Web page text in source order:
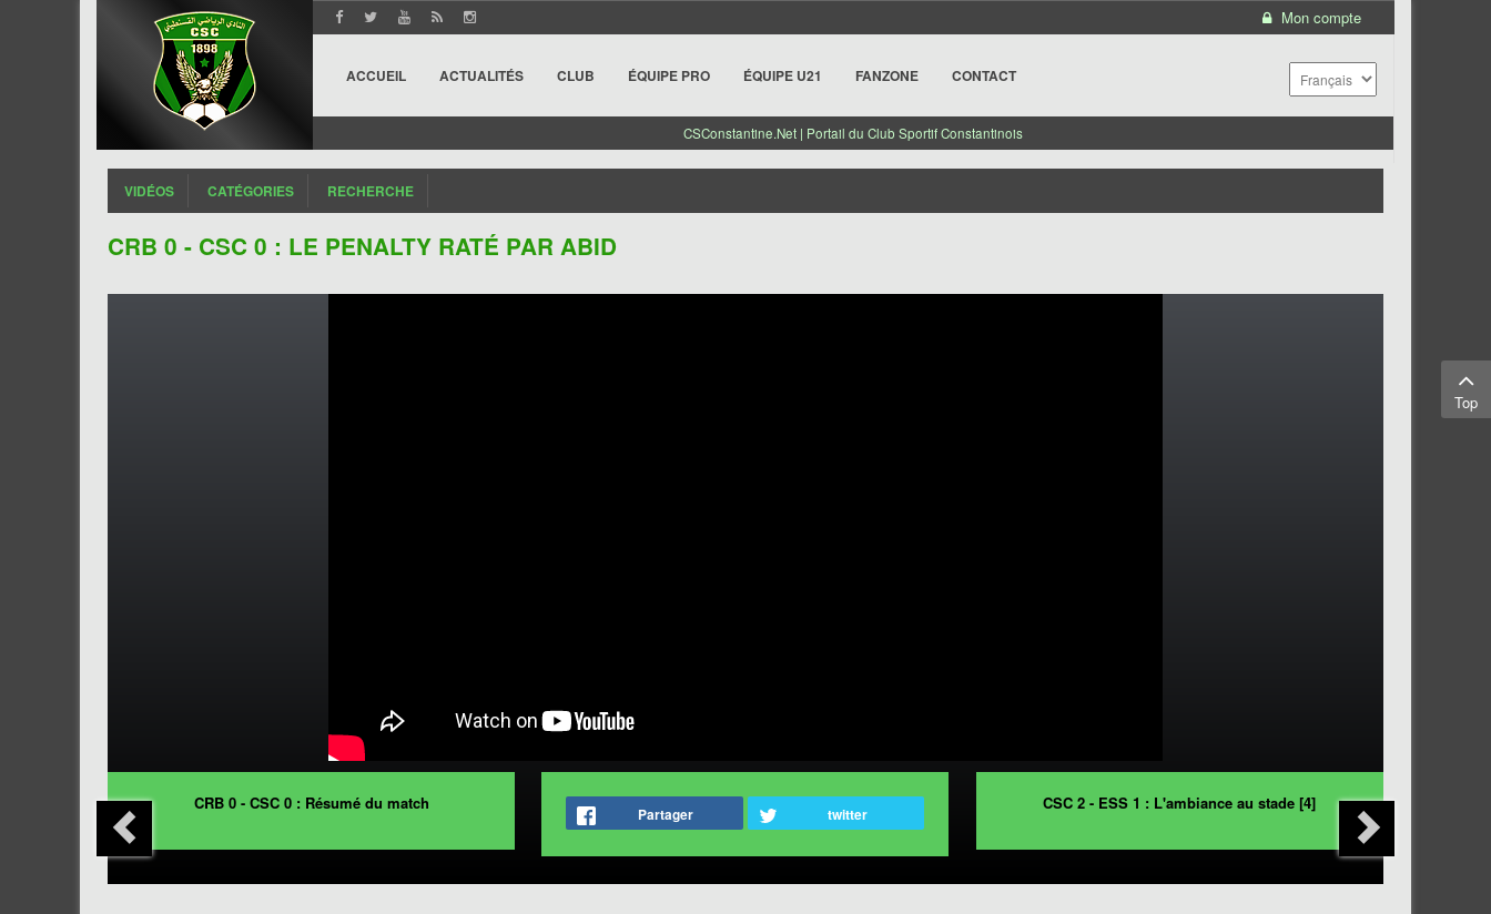
Mon compte
ACCUEIL ACTUALITÉS CLUB ÉQUIPE PRO ÉQUIPE U21 FANZONE CONTACT
CSConstantine.Net | Portail du Club Sportif Constantinois
VIDÉOS CATÉGORIES RECHERCHE
CRB 0 - CSC 0 : LE PENALTY RATÉ PAR ABID
CRB 0 - CSC 0 : Résumé du match
Partager twitter
CSC 2 - ESS 1 : L'ambiance au stade [4]
Top